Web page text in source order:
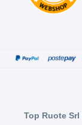
Top Ruote Srl